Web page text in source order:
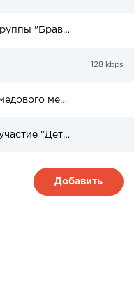
Шахло Зоирова, участница группы "Браво" была в свадебном платье
128 kbps
Жанар Айжанова: кадры из медового месяца дочери
Список 30 претендентов на участие "Детский Евровидение" из Казахстана
Добавить